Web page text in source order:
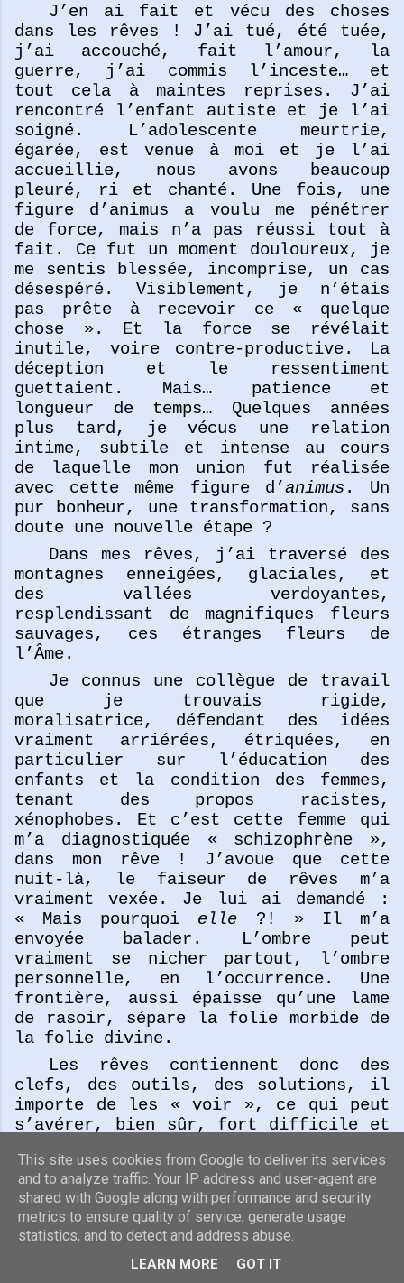
J’en ai fait et vécu des choses
dans les rêves ! J’ai tué, été tuée,
j’ai accouché, fait l’amour, la
guerre, j’ai commis l’inceste… et
tout cela à maintes reprises. J’ai
rencontré l’enfant autiste et je l’ai
soigné. L’adolescente meurtrie,
égarée, est venue à moi et je l’ai
accueillie, nous avons beaucoup
pleuré, ri et chanté. Une fois, une
figure d’animus a voulu me pénétrer
de force, mais n’a pas réussi tout à
fait. Ce fut un moment douloureux, je
me sentis blessée, incomprise, un cas
désespéré. Visiblement, je n’étais
pas prête à recevoir ce « quelque
chose ». Et la force se révélait
inutile, voire contre-productive. La
déception et le ressentiment
guettaient. Mais… patience et
longueur de temps… Quelques années
plus tard, je vécus une relation
intime, subtile et intense au cours
de laquelle mon union fut réalisée
avec cette même figure d’animus . Un
pur bonheur, une transformation, sans
doute une nouvelle étape ?
Dans mes rêves, j’ai traversé des
montagnes enneigées, glaciales, et
des vallées verdoyantes,
resplendissant de magnifiques fleurs
sauvages, ces étranges fleurs de
l’Âme.
Je connus une collègue de travail
que je trouvais rigide,
moralisatrice, défendant des idées
vraiment arriérées, étriquées, en
particulier sur l’éducation des
enfants et la condition des femmes,
tenant des propos racistes,
xénophobes. Et c’est cette femme qui
m’a diagnostiquée « schizophrène »,
dans mon rêve ! J’avoue que cette
nuit-là, le faiseur de rêves m’a
vraiment vexée. Je lui ai demandé :
« Mais pourquoi elle ?! » Il m’a
envoyée balader. L’ombre peut
vraiment se nicher partout, l’ombre
personnelle, en l’occurrence. Une
frontière, aussi épaisse qu’une lame
de rasoir, sépare la folie morbide de
la folie divine.
Les rêves contiennent donc des
clefs, des outils, des solutions, il
importe de les « voir », ce qui peut
s’avérer, bien sûr, fort difficile et
« dégoûtants » portent souvent les
plus précieux trésors, sources de
métamorphoses, nous permettant de
cheminer vers une vie plénière, dans
la voie de l’individuation. Etienne
Perrot nous raconte cette histoire
This site uses cookies from Google to deliver its services
and to analyze traffic. Your IP address and user-agent are
shared with Google along with performance and security
metrics to ensure quality of service, generate usage
statistics, and to detect and address abuse.
LEARN MORE GOT IT